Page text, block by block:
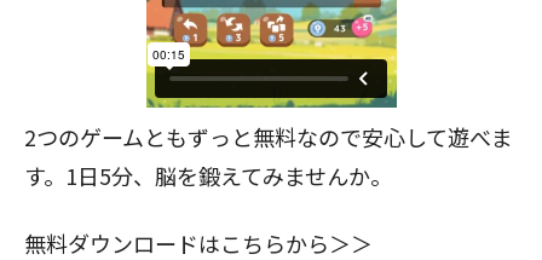
2つのゲームともずっと無料なので安心して遊べま
す。1日5分、脳を鍛えてみませんか。
無料ダウンロードはこちらから＞＞